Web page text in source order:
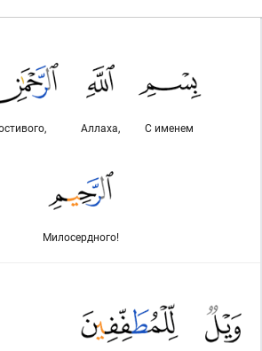
С именем
Аллаха,
Милосердного!